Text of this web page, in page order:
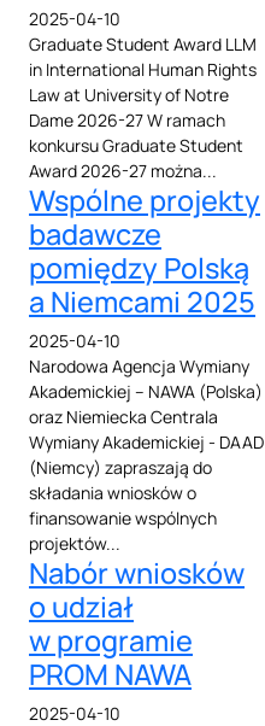
2025-04-10
Graduate Student Award LLM
in International Human Rights
Law at University of Notre
Dame 2026-27 W ramach
konkursu Graduate Student
Award 2026-27 można...
Wspólne projekty
badawcze
pomiędzy Polską
a Niemcami 2025
2025-04-10
Narodowa Agencja Wymiany
Akademickiej – NAWA (Polska)
oraz Niemiecka Centrala
Wymiany Akademickiej - DAAD
(Niemcy) zapraszają do
składania wniosków o
finansowanie wspólnych
projektów...
Nabór wniosków
o udział
w programie
PROM NAWA
2025-04-10